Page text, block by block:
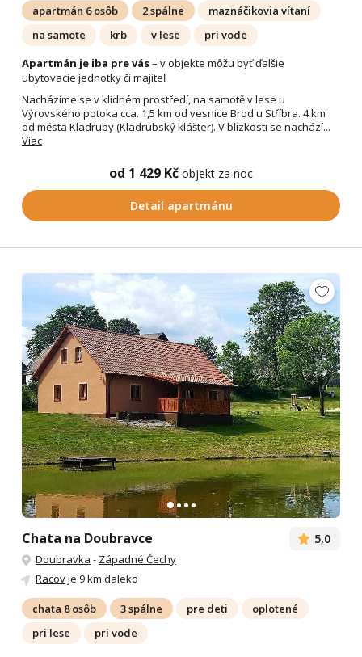
apartmán 6 osôb 2 spálne
maznáčikovia vítaní
na samote
krb v lese
pri vode
Apartmán je iba pre vás– v objekte môžu byť ďalšie
ubytovacie jednotky či majiteľ
Nacházíme se v klidném prostředí, na samotě v lese u
Výrovského potoka cca. 1,5 km od vesnice Brod u Stříbra. 4 km
od města Kladruby (Kladrubský klášter). V blízkosti se nachází...
Viac
od 1 429 Kč objekt za noc
Detail apartmánu
Chata na Doubravce 5,0
Doubravka - Západné Čechy
Racovje 9 km daleko
chata 8 osôb 3 spálne pre deti
oplotené
pri lese
pri vode